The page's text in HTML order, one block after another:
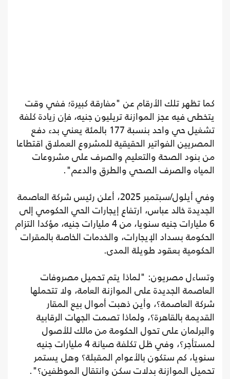
كما تظهر تلك الأرقام عن "مفارقة كبيرة؛ ففي وقت
يتخطى فيه عجز الموازنة تريليون جنيه، فإن زيادة كلفة
تشغيل حي واحد بنسبة 177 بالمئة يعني بدء دفع
المصريين الفواتير الحقيقية للمشروع العملاق اقتطاعا
من بنود الصحة والتعليم والصرف على مشروعات
المياه والصرف الصحي والطرق والدعم".
وفي أيلول/سبتمبر 2025، أعلن رئيس شركة العاصمة
الجديدة خالد عباس، ارتفاع إيجارات الحي الحكومي إلى
6 مليارات جنيه سنويا، من 4 مليارات جنيه، مؤكدا التزام
الحكومة بسداد الإيجارات، والخدمات الخاصة بالمقرات
الحكومية بعقود طويلة المدى.
وتساءل مصريون: "لماذا يتم تحميل مصروفات
العاصمة الجديدة على الموازنة العامة، ولا تتحملها
شركة العاصمة؟، وأين ذهبت أموال بيع المقار
القديمة بالقاهرة؟، ولماذا تصمت الجهات الرقابية
والبرلمان على تحول الحكومة من مالك للأصول
لمستأجر؟، وفي ظل تكلفة صيانة 4 مليارات جنيه
سنويا، كم ستكون بالأعوام المقبلة؟ وهل يستمر
تحميل الموازنة بدلات سكن وانتقال الموظفين؟".